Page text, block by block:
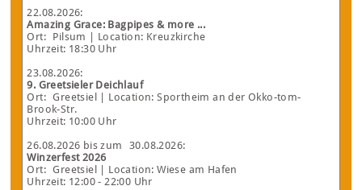
22.08.2026:
Amazing Grace: Bagpipes & more ...
Ort: Pilsum
| Location: Kreuzkirche
Uhrzeit: 18:30 Uhr
23.08.2026:
9. Greetsieler Deichlauf
Ort: Greetsiel
| Location: Sportheim an der Okko-tom-
Brook-Str.
Uhrzeit: 10:00 Uhr
26.08.2026 bis zum 30.08.2026:
Winzerfest 2026
Ort: Greetsiel
| Location: Wiese am Hafen
Uhrzeit: 12:00 - 22:00 Uhr